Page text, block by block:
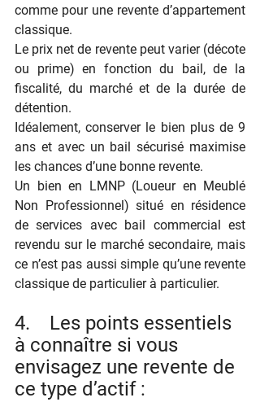
comme pour une revente d’appartement
classique.
Le prix net de revente peut varier (décote
ou prime) en fonction du bail, de la
fiscalité, du marché et de la durée de
détention.
Idéalement, conserver le bien plus de 9
ans et avec un bail sécurisé maximise
les chances d’une bonne revente.
Un bien en LMNP (Loueur en Meublé
Non Professionnel) situé en résidence
de services avec bail commercial est
revendu sur le marché secondaire, mais
ce n’est pas aussi simple qu’une revente
classique de particulier à particulier.
4.    Les points essentiels
à connaître si vous
envisagez une revente de
ce type d’actif :